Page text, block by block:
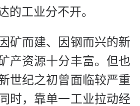
的工业分不开。
矿而建、因钢而兴的新
产资源十分丰富。但也
世纪之初曾面临较严重
时，靠单一工业拉动经